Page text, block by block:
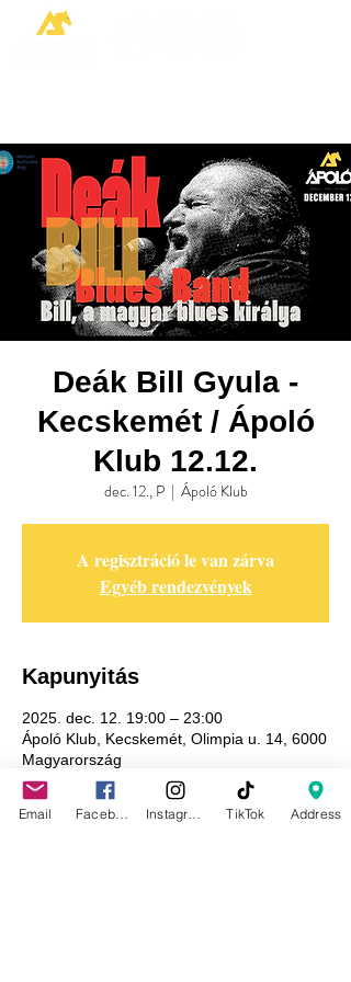
Deák Bill Gyula -
Kecskemét / Ápoló
Klub 12.12.
dec. 12., P
  |
Ápoló Klub
A regisztráció le van zárva
Egyéb rendezvények
Kapunyitás
2025. dec. 12. 19:00 – 23:00
Ápoló Klub, Kecskemét, Olimpia u. 14, 6000
Magyarország
Email TikTok Address